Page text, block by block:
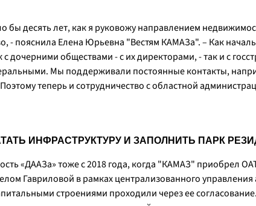
бы десять лет, как я руковожу направлением
- пояснила Елена Юрьевна "Вестям КАМАЗа". – Как
дочерними обществами - с их директорами, - так и с
Мы поддерживали постоянные контакты,
теперь и сотрудничество с областной
ИНФРАСТРУКТУРУ И ЗАПОЛНИТЬ ПАРК
«ДААЗа» тоже с 2018 года, когда "КАМАЗ" приобрел
Гавриловой в рамках централизованного
строениями проходили через ее